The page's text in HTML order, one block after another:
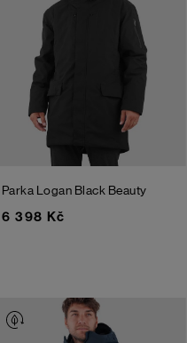
Parka Logan Black Beauty
6 398 Kč